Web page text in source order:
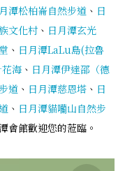
潭松柏崙自然步道 、 日
文化村 、 日月潭玄光
、 日月潭LaLu島(拉魯
海 、 日月潭伊達邵（德
道 、 日月潭慈恩塔 、 日
、 日月潭貓囒山自然步
會館歡迎您的蒞臨。